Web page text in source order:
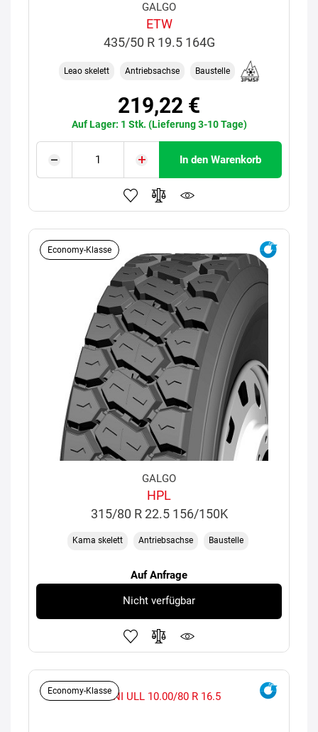
GALGO
ETW
435/50 R 19.5 164G
Leao skelett Antriebsachse Baustelle
219,22 €
Auf Lager: 1 Stk. (Lieferung 3-10 Tage)
In den Warenkorb
Economy-Klasse
GALGO
HPL
315/80 R 22.5 156/150K
Kama skelett Antriebsachse Baustelle
Auf Anfrage
Nicht verfügbar
Economy-Klasse